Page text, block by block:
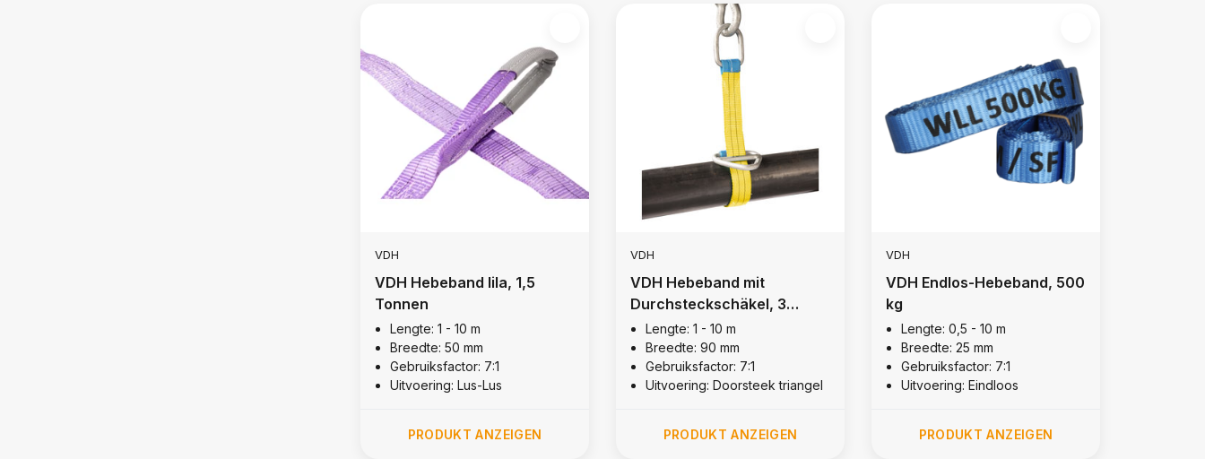
VDH
VDH Hebeband lila, 1,5
Tonnen
Lengte: 1 - 10 m
Breedte: 50 mm
Gebruiksfactor: 7:1
Uitvoering: Lus-Lus
PRODUKT ANZEIGEN
VDH
VDH Hebeband mit
Durchsteckschäkel, 3
Tonnen
Lengte: 1 - 10 m
Breedte: 90 mm
Gebruiksfactor: 7:1
Uitvoering: Doorsteek triangel
PRODUKT ANZEIGEN
VDH
VDH Endlos-Hebeband, 500
kg
Lengte: 0,5 - 10 m
Breedte: 25 mm
Gebruiksfactor: 7:1
Uitvoering: Eindloos
PRODUKT ANZEIGEN